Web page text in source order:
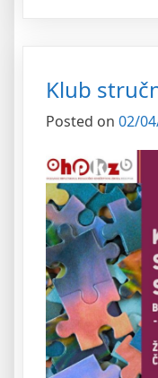
Klub
Posted on 02/